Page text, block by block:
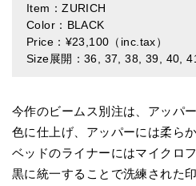
Item：ZURICH
Color：BLACK
Price：¥23,100（inc.tax）
Size展開：36, 37, 38, 39, 40,
今作のビームス別注は、アッパ
⾊に仕上げ、アッパーには柔ら
ベッドのライナーにはマイクロ
黒に統⼀することで洗練された